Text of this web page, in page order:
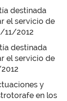
destinada
el servicio de
11/2012
destinada
el servicio de
y
en los